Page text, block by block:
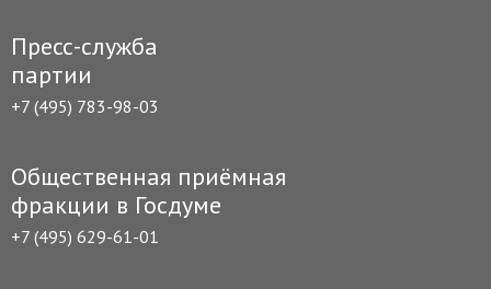
Пресс-служба
партии
+7 (495) 783-98-03
Общественная приёмная
фракции в Госдуме
+7 (495) 629-61-01